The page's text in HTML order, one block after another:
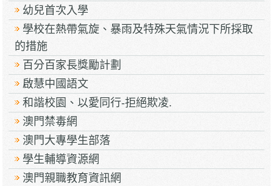
幼兒首次入學
學校在熱帶氣旋、暴雨及特殊天氣情況下所採取
的措施
百分百家長獎勵計劃
啟慧中國語文
和諧校園、以愛同行-拒絕欺凌.
澳門禁毒網
澳門大專學生部落
學生輔導資源網
澳門親職教育資訊網